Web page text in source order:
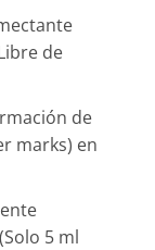
de
de
marks) en
5 ml